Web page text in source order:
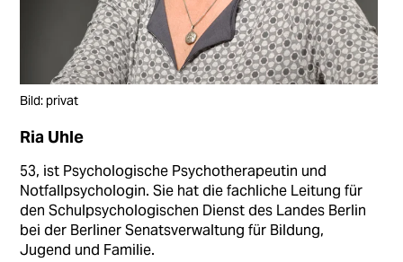
Bild: privat
Ria Uhle
53, ist Psychologische Psychotherapeutin und
Notfallpsychologin. Sie hat die fachliche Leitung für
den Schulpsychologischen Dienst des Landes Berlin
bei der Berliner Senatsverwaltung für Bildung,
Jugend und Familie.